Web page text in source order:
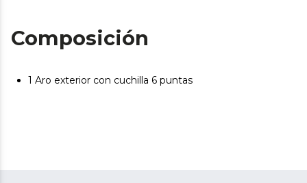
Composición
1 Aro exterior con cuchilla 6 puntas